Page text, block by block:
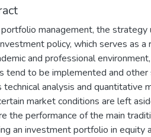
management, the strategy
policy, which serves as
and professional
tend to be implemented and
technical analysis and
market conditions are left
the performance of the main
an investment portfolio in equity